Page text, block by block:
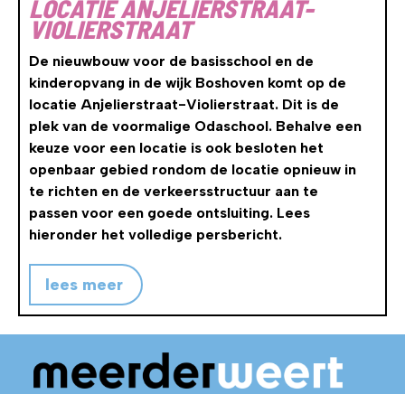
LOCATIE ANJELIERSTRAAT-
VIOLIERSTRAAT
De nieuwbouw voor de basisschool en de
kinderopvang in de wijk Boshoven komt op de
locatie Anjelierstraat-Violierstraat. Dit is de
plek van de voormalige Odaschool. Behalve een
keuze voor een locatie is ook besloten het
openbaar gebied rondom de locatie opnieuw in
te richten en de verkeersstructuur aan te
passen voor een goede ontsluiting. Lees
hieronder het volledige persbericht.
lees meer